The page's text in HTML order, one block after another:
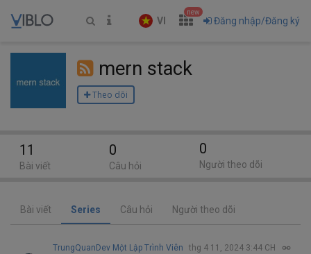
VI
new
Đăng nhập/Đăng ký
mern stack
Theo dõi
Bài viết Series Câu hỏi Người theo dõi
TrungQuanDev Một Lập Trình Viên thg 4 11, 2024 3:44 CH
11
Bài viết
0
Câu hỏi
0
Người theo dõi